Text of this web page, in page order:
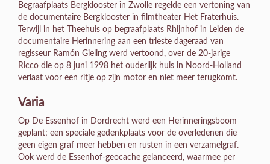
Begraafplaats Bergklooster in Zwolle regelde een vertoning van
de documentaire Bergklooster in filmtheater Het Fraterhuis.
Terwijl in het Theehuis op begraafplaats Rhijnhof in Leiden de
documentaire Herinnering aan een trieste dageraad van
regisseur Ramón Gieling werd vertoond, over de 20-jarige
Ricco die op 8 juni 1998 het ouderlijk huis in Noord-Holland
verlaat voor een ritje op zijn motor en niet meer terugkomt.
Varia
Op De Essenhof in Dordrecht werd een Herinneringsboom
geplant; een speciale gedenkplaats voor de overledenen die
geen eigen graf meer hebben en rusten in een verzamelgraf.
Ook werd de Essenhof-geocache gelanceerd, waarmee per